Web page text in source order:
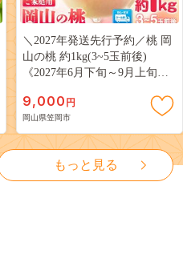
＼2027年発送先行予約／桃 岡
山の桃 約1kg(3~5玉前後)
《2027年6月下旬～9月上旬頃
岡山 はくとう スイーツ フル
ーツ 果物 デザート 旬 モモ も
も 先行予約 送料無料 果物 岡
山県 笠岡市 清水白桃 白鳳 白
麗 クール便---
kasaoka_zsy_419_100---
9,000 円
岡山県笠岡市
もっと見る